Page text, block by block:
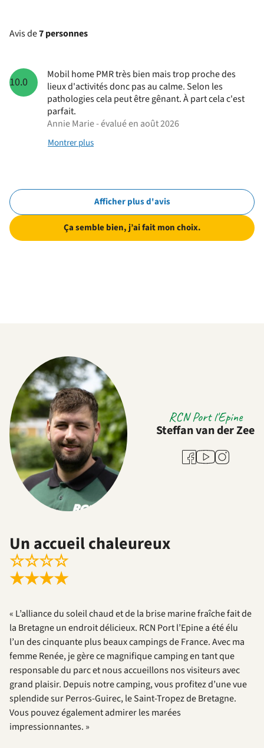
Avis de7 personnes
10.0
Mobil home PMR très bien mais trop proche des
lieux d'activités donc pas au calme. Selon les
pathologies cela peut être gênant. À part cela c'est
parfait.
Annie Marie - évalué en août 2026
Montrer plus
Afficher plus d'avis
Ça semble bien, j’ai fait mon choix.
RCN Port l'Epine
Steffan van der Zee
Facebook
YoutubeInstagram
Un accueil chaleureux
☆☆☆☆
★★★★
« L’alliance du soleil chaud et de la brise marine fraîche fait de
la Bretagne un endroit délicieux. RCN Port l’Epine a été élu
l’un des cinquante plus beaux campings de France. Avec ma
femme Renée, je gère ce magnifique camping en tant que
responsable du parc et nous accueillons nos visiteurs avec
grand plaisir. Depuis notre camping, vous profitez d’une vue
splendide sur Perros-Guirec, le Saint-Tropez de Bretagne.
Vous pouvez également admirer les marées
impressionnantes. »